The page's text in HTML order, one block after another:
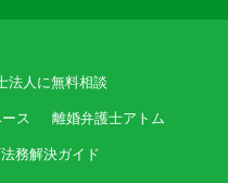
法人に無料相談
ス 離婚弁護士アトム
務解決ガイド